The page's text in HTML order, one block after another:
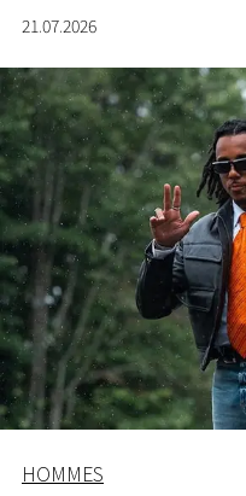
21.07.2026
HOMMES